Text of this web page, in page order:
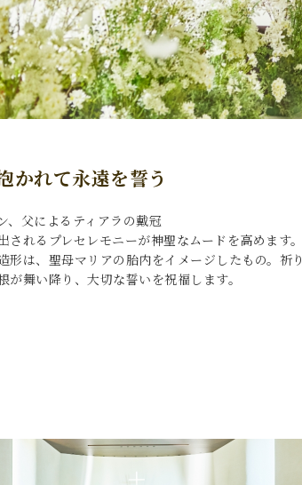
かれて永遠を誓う
、父によるティアラの戴冠
されるプレセレモニーが神聖なムードを高めます。
形は、聖母マリアの胎内をイメージしたもの。祈り
が舞い降り、大切な誓いを祝福します。